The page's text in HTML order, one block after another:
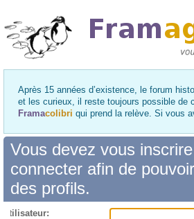
Après 15 années d’existence, le forum
et les curieux, il reste toujours possible de
Framacolibri qui prend la relève. Si vous
Vous devez vous
connecter afin de
des profils.